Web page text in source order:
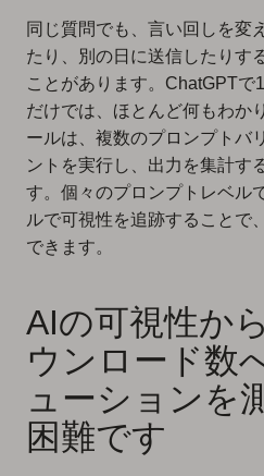
同じ質問でも、言い回しを変
たり、別の日に送信したりす
ことがあります。ChatGPTで
だけでは、ほとんど何もわか
ールは、複数のプロンプトバ
ントを実行し、出力を集計す
す。個々のプロンプトレベル
ルで可視性を追跡することで
できます。
AIの可視性か
ウンロード数
ューションを
困難です